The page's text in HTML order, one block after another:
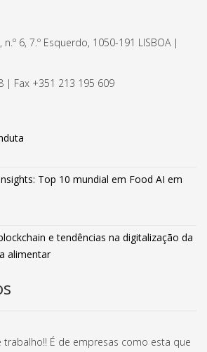
6, 7.º Esquerdo, 1050-191 LISBOA |
| Fax +351 213 195 609
Top 10 mundial em Food AI em
e tendências na digitalização da
alimentar
trabalho!! É de empresas como esta que